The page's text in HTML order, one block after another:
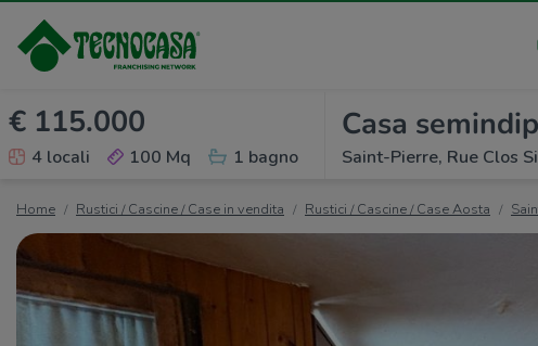
€ 115.000
4 locali 100 Mq 1 bagno
Casa
Saint-Pierre, Rue Clos
Home Rustici / Cascine / Case in vendita Rustici / Cascine / Case Aosta